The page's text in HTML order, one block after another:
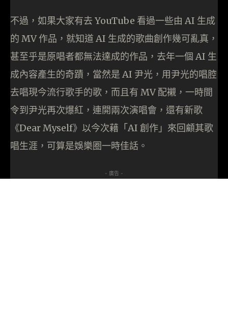
不過，如果大家有去 YouTube 看過一些由 AI 生成
的 MV 作品，就知道 AI 生成的歌曲創作幾可亂真，
甚至乎是原唱者都無法達成的作品，去年一個 AI 生
成內容產生的奇蹟，當然是 AI 尹光，用尹光的唱腔
去唱現今流行歌手的歌，而且有 MV 配襯，一時間
令到尹光再次爆紅，連開兩次演唱會，還有新歌
《Dear Myself》以今次藉「AI 創作」來回顧其歌
唱生涯，可算是娛樂圈一時佳話。
- 廣告 -